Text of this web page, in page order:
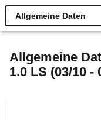
Allgemeine Daten
Technische Daten
Allgemeine
1.0 LS (03/10 -